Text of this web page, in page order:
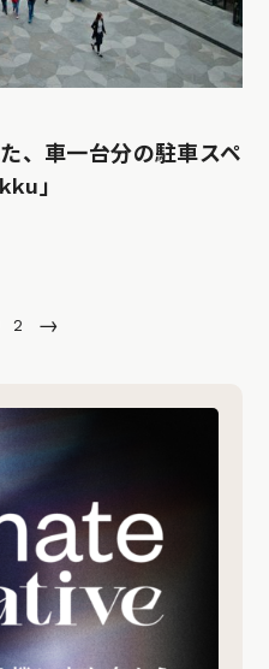
、車一台分の駐車スペ
」
2 →